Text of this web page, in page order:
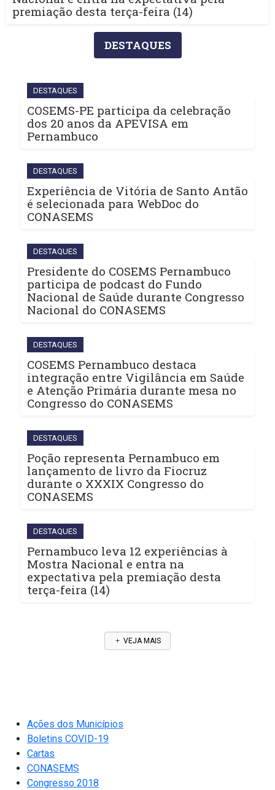
premiação desta terça-feira (14)
DESTAQUES
DESTAQUES
COSEMS-PE participa da celebração
dos 20 anos da APEVISA em
Pernambuco
DESTAQUES
Experiência de Vitória de Santo Antão
é selecionada para WebDoc do
CONASEMS
DESTAQUES
Presidente do COSEMS Pernambuco
participa de podcast do Fundo
Nacional de Saúde durante Congresso
Nacional do CONASEMS
DESTAQUES
COSEMS Pernambuco destaca
integração entre Vigilância em Saúde
e Atenção Primária durante mesa no
Congresso do CONASEMS
DESTAQUES
Poção representa Pernambuco em
lançamento de livro da Fiocruz
durante o XXXIX Congresso do
CONASEMS
DESTAQUES
Pernambuco leva 12 experiências à
Mostra Nacional e entra na
expectativa pela premiação desta
terça-feira (14)
VEJA MAIS
Ações dos Municípios
Boletins COVID-19
Cartas
CONASEMS
Congresso 2018